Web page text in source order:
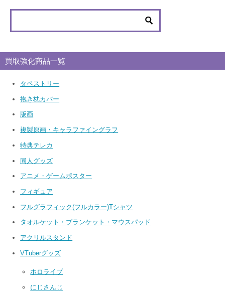
買取強化商品一覧
タペストリー
抱き枕カバー
版画
複製原画・キャラファイングラフ
特典テレカ
同人グッズ
アニメ・ゲームポスター
フィギュア
フルグラフィック(フルカラー)Tシャツ
タオルケット・ブランケット・マウスパッド
アクリルスタンド
VTuberグッズ
ホロライブ
にじさんじ